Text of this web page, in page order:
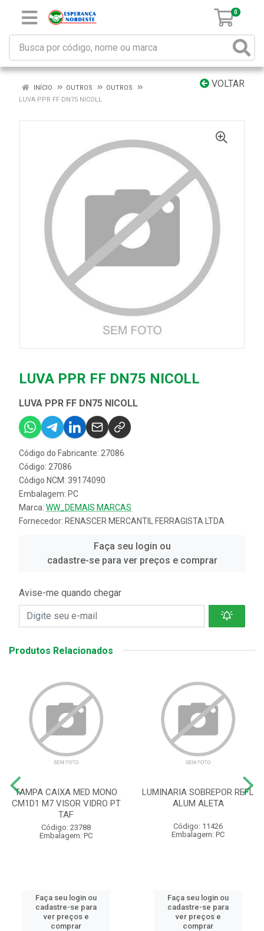
0
VOLTAR
INÍCIO OUTROS
OUTROS
LUVA PPR FF DN75 NICOLL
LUVA PPR FF DN75 NICOLL
LUVA PPR FF DN75 NICOLL
Código do Fabricante: 27086
Código: 27086
Código NCM: 39174090
Embalagem: PC
Marca: WW_DEMAIS MARCAS
Fornecedor: RENASCER MERCANTIL FERRAGISTA LTDA
Faça seu login ou
cadastre-se para ver preços e comprar
Avise-me quando chegar
Produtos Relacionados
TAMPA CAIXA MED MONO
CM1D1 M7 VISOR VIDRO PT
TAF
Código: 23788
Embalagem: PC
Faça seu login ou
cadastre-se para
ver preços e
comprar
LUMINARIA SOBREPOR REFL
ALUM ALETA
Código: 11426
Embalagem: PC
Faça seu login ou
cadastre-se para
ver preços e
comprar